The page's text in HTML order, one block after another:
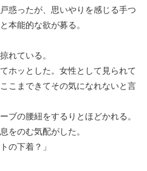
惑ったが、思いやりを感じる手つ
本能的な欲が募る。
れている。
ホッとした。女性として見られて
こまできてその気になれないと言
ブの腰紐をするりとほどかれる。
をのむ気配がした。
の下着？」